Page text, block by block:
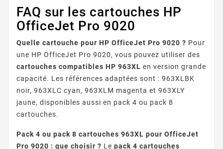
FAQ sur les cartouches HP
OfficeJet Pro 9020
Quelle cartouche pour HP OfficeJet Pro 9020 ? Pour
une HP OfficeJet Pro 9020, vous pouvez utiliser des
cartouches compatibles HP 963XL en version grande
capacité. Les références adaptées sont : 963XLBK
noir, 963XLC cyan, 963XLM magenta et 963XLY
jaune, disponibles aussi en pack 4 ou pack 8
cartouches.
Pack 4 ou pack 8 cartouches 963XL pour OfficeJet
Pro 9020 : que choisir ? Le pack 4 cartouches